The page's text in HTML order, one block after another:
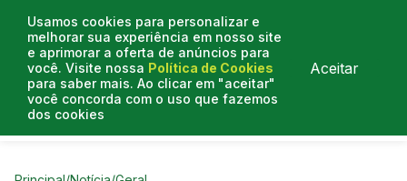
Usamos cookies para personalizar e
melhorar sua experiência em nosso site
e aprimorar a oferta de anúncios para
você. Visite nossa Política de Cookies
para saber mais. Ao clicar em "aceitar"
você concorda com o uso que fazemos
dos cookies
Aceitar
Curtas do Poder